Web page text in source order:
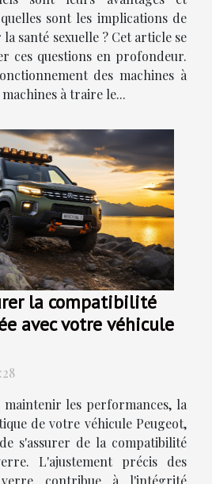
sont les implications de
santé sexuelle ? Cet article se
ces questions en profondeur.
des machines à
à traire le...
la compatibilité
avec votre véhicule
les performances, la
de votre véhicule Peugeot,
s'assurer de la compatibilité
L'ajustement précis des
verre contribue à l'intégrité